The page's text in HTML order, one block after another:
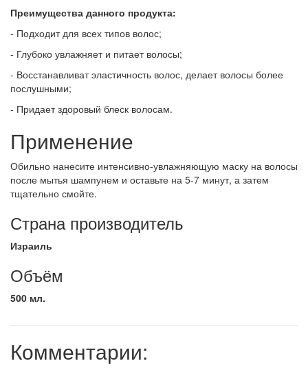
Преимущества данного продукта:
- Подходит для всех типов волос;
- Глубоко увлажняет и питает волосы;
- Восстанавливат эластичность волос, делает волосы более
послушными;
- Придает здоровый блеск волосам.
Применение
Обильно нанесите интенсивно-увлажняющую маску на волосы
после мытья шампунем и оставьте на 5-7 минут, а затем
тщательно смойте.
Страна производитель
Израиль
Объём
500 мл.
Комментарии: